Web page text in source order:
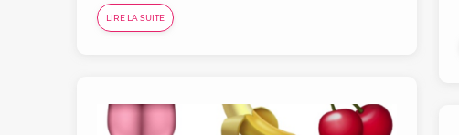
LIRE LA SUITE